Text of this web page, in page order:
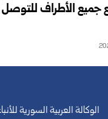
الأطراف للتوصل
الوكالة العربية السورية